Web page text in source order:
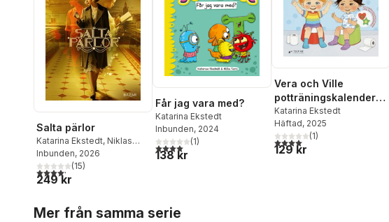
Salta pärlor
Katarina Ekstedt, Niklas
Ekstedt
Inbunden, 2026
4,2utav 5 stjärnor. Totalt antal röster:
(15)
249 kr
Får jag vara med?
Katarina Ekstedt
Inbunden, 2024
4,0utav 5 stjärnor. Totalt antal röster:
(1)
138 kr
Vera och Ville
potträningskalender -
Bli blöjfri!
Katarina Ekstedt
Häftad, 2025
4,0utav 5 stjärnor. Totalt
(1)
129 kr
Mer från samma serie